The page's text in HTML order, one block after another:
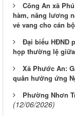
Công An xã
hàm, nâng lương
vẻ vang cho cán
Đại biểu HĐND
họp thường lệ
Xã Phước An:
quân hưởng ứng
Phường Nhơn
(12/06/2026)